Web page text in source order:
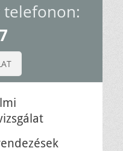
telefonon: